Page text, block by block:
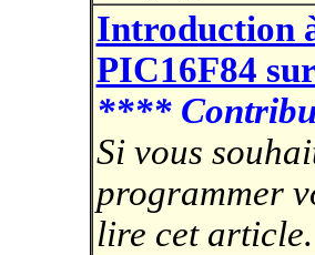
Introduction
PIC16F84
****
Si vous
programmer
lire cet article.